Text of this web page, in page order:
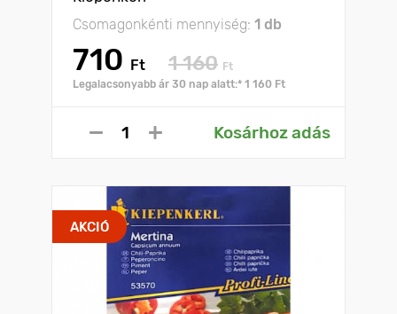
Csomagonkénti mennyiség: 1 db
710 Ft 1 160 Ft
Legalacsonyabb ár 30 nap alatt:* 1 160 Ft
Kosárhoz adás
AKCIÓ